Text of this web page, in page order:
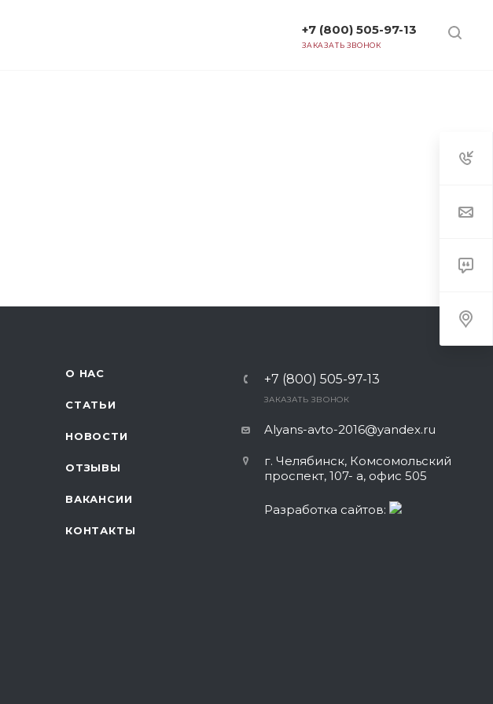
+7 (800) 505-97-13
ЗАКАЗАТЬ ЗВОНОК
О НАС
СТАТЬИ
НОВОСТИ
ОТЗЫВЫ
ВАКАНСИИ
КОНТАКТЫ
+7 (800) 505-97-13
ЗАКАЗАТЬ ЗВОНОК
Alyans-avto-2016@yandex.ru
г. Челябинск, Комсомольский
проспект, 107- а, офис 505
Разработка сайтов: